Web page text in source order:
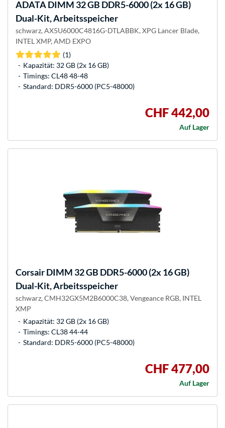
ADATADIMM 32 GB DDR5-6000 (2x 16 GB)
Dual-Kit, Arbeitsspeicher
schwarz, AX5U6000C4816G-DTLABBK, XPG Lancer Blade,
INTEL XMP, AMD EXPO
(1)
Kapazität: 32 GB (2x 16 GB)
Timings: CL48 48-48
Standard: DDR5-6000 (PC5-48000)
CHF 442,00
Auf Lager
CorsairDIMM 32 GB DDR5-6000 (2x 16 GB)
Dual-Kit, Arbeitsspeicher
schwarz, CMH32GX5M2B6000C38, Vengeance RGB, INTEL
XMP
Kapazität: 32 GB (2x 16 GB)
Timings: CL38 44-44
Standard: DDR5-6000 (PC5-48000)
CHF 477,00
Auf Lager